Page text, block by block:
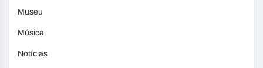
Museu
Música
Notícias